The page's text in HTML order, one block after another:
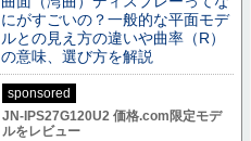
にがすごいの？一般的な平面モデ
ルとの見え方の違いや曲率（R）
の意味、選び方を解説
sponsored
JN-IPS27G120U2 価格.com限定モデ
ルをレビュー